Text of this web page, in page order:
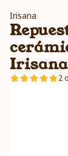
Irisana
Irisana
2